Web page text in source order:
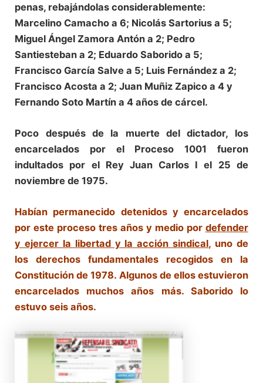
penas, rebajándolas considerablemente:
Marcelino Camacho a 6; Nicolás Sartorius a 5;
Miguel Ángel Zamora Antón a 2; Pedro
Santiesteban a 2; Eduardo Saborido a 5;
Francisco García Salve a 5; Luis Fernández a 2;
Francisco Acosta a 2; Juan Muñiz Zapico a 4 y
Fernando Soto Martín a 4 años de cárcel.
Poco después de la muerte del dictador, los
encarcelados por el Proceso 1001 fueron
indultados por el Rey Juan Carlos I el 25 de
noviembre de 1975.
Habían permanecido detenidos y encarcelados
por este proceso tres años y medio por defender
y ejercer la libertad y la acción sindical, uno de
los derechos fundamentales recogidos en la
Constitución de 1978. Algunos de ellos estuvieron
encarcelados muchos años más. Saborido lo
estuvo seis años.